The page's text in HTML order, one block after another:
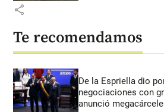
share
Te recomendamos
De la Espriella dio
negociaciones con
anunció